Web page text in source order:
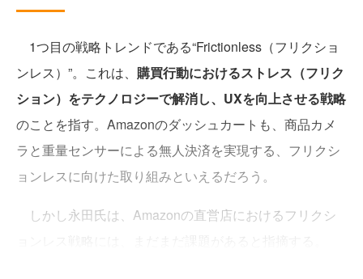
1つ目の戦略トレンドである“Frictionless（フリクショ
ンレス）”。これは、 購買行動におけるストレス（フリク
ション）をテクノロジーで解消し、UXを向上させる戦略
のことを指す。Amazonのダッシュカートも、商品カメ
ラと重量センサーによる無人決済を実現する、フリクシ
ョンレスに向けた取り組みといえるだろう。
しかし永田氏は、Amazonの直営店におけるフリクシ